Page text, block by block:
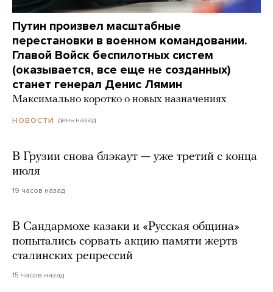
Путин произвел масштабные
перестановки в военном командовании.
Главой Войск беспилотных систем
(оказывается, все еще не созданных)
станет генерал Денис Лямин
Максимально коротко о новых назначениях
НОВОСТИ день назад
В Грузии снова блэкаут — уже третий с конца
июля
19 часов назад
В Сандармохе казаки и «Русская община»
попытались сорвать акцию памяти жертв
сталинских репрессий
15 часов назад